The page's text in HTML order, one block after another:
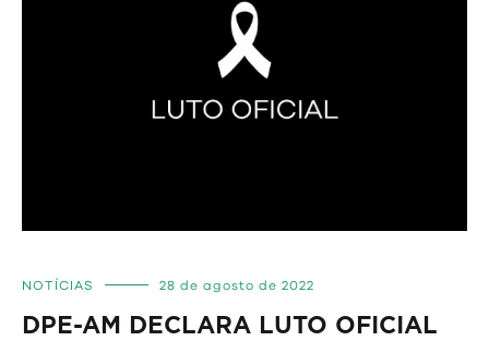
NOTÍCIAS 28 de agosto de 2022
DPE-AM DECLARA LUTO OFICIAL